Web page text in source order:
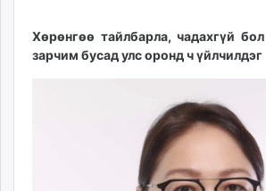
Хөрөнгөө тайлбарла, чадахгүй бол
зарчим бусад улс оронд ч үйлчилдэг